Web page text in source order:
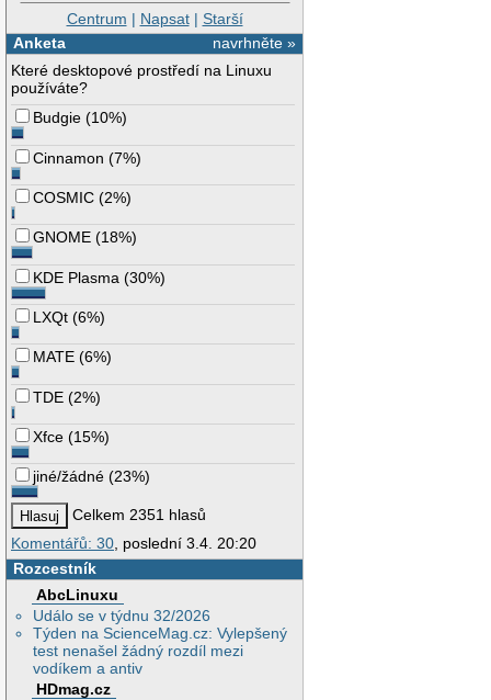
Centrum | Napsat| Starší
navrhněte »
Anketa
Které desktopové prostředí na Linuxu
používáte?
Budgie (10%)
Cinnamon (7%)
COSMIC (2%)
GNOME (18%)
KDE Plasma (30%)
LXQt (6%)
MATE (6%)
TDE (2%)
Xfce (15%)
jiné/žádné (23%)
Celkem 2351 hlasů
Komentářů: 30 , poslední 3.4. 20:20
Rozcestník
AbcLinuxu
Událo se v týdnu 32/2026
Týden na ScienceMag.cz: Vylepšený
test nenašel žádný rozdíl mezi
vodíkem a antiv
HDmag.cz